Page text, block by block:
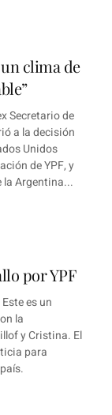
clima de
Secretario de
a la decisión
Unidos
de YPF, y
la Argentina...
por YPF
es un
la
y Cristina. El
para